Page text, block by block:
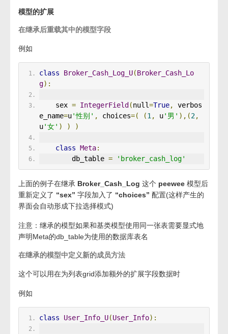
模型的扩展
在继承后重载其中的模型字段
例如
class Broker_Cash_Log_U(Broker_Cash_Lo
g):
    sex
= IntegerField (null=True,
verbos
e_name=u'性别' , choices=( (1 , u'男' ),(2,
u'女' ) ) )
class Meta:
        db_table
= 'broker_cash_log'
上面的例子在继承 Broker_Cash_Log 这个 peewee 模型后
重新定义了 “sex” 字段加入了 “choices” 配置(这样产生的
界面会自动形成下拉选择模式)
注意：继承的模型如果和基类模型使用同一张表需要显式地
声明Meta的db_table为使用的数据库表名
在继承的模型中定义新的成员方法
这个可以用在为列表grid添加额外的扩展字段数据时
例如
class User_Info_U(User_Info):